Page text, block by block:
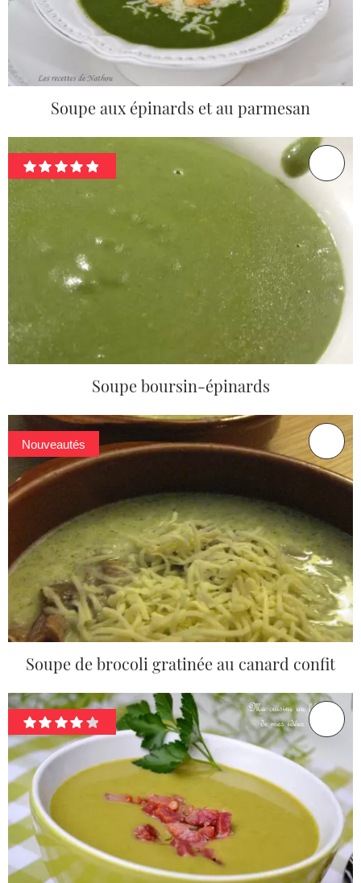
Soupe aux épinards et au parmesan
Soupe boursin-épinards
Nouveautés
Soupe de brocoli gratinée au canard confit